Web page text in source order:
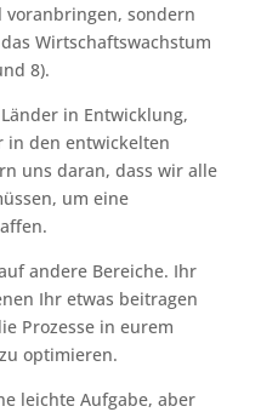
sondern
Wirtschaftswachstum
8).
in Entwicklung,
in den entwickelten
uns daran, dass wir alle
um eine
andere Bereiche. Ihr
Ihr etwas beitragen
Prozesse in eurem
optimieren.
leichte Aufgabe, aber